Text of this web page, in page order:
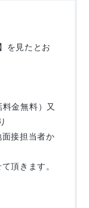
を見たとお
金無料）又
接担当者か
頂きます。